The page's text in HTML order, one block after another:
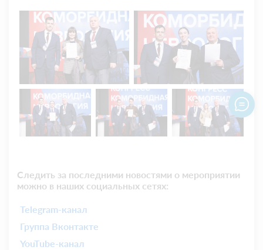
Следить за последними новостями о мероприятии
можно в наших социальных сетях:
Telegram-канал
Группа Вконтакте
YouTube-канал